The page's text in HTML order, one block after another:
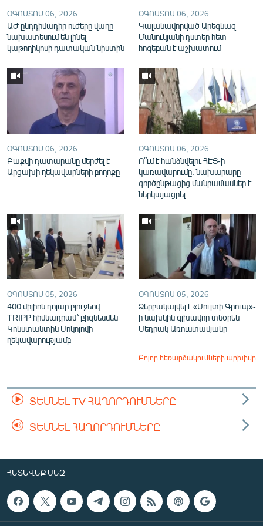
English
Русский
ՕԳՈՍՏՈՍ 06, 2026
ԱԺ ընդդիմադիր ուժերը վաղը
նախատեսում են լինել
կաթողիկոսի դատական նիստին
ՕԳՈՍՏՈՍ 06, 2026
Կալանավորված Արեգնազ
Մանուկյանի դստեր հետ
հոգեբան է աշխատում
ՕԳՈՍՏՈՍ 06, 2026
Բաքվի դատարանը մերժել է
Արցախի ղեկավարների բողոքը
ՕԳՈՍՏՈՍ 06, 2026
Ո՞ւմ է հանձնվելու ՀԷՑ-ի
կառավարումը. նախարարը
գործընթացից մանրամասներ է
ներկայացրել
ՕԳՈՍՏՈՍ 05, 2026
400 միլիոն դոլար բյուջեով
TRIPP հիմնադրամ՝ բիզնեսմեն
Կոնստանտին Սոկոլովի
ղեկավարությամբ
ՕԳՈՍՏՈՍ 05, 2026
Ձերբակալվել է «Մուլտի Գրուպ»-
ի նախկին գլխավոր տնօրեն
Սեդրակ Առուստամյանը
Բոլոր հեռարձակումների արխիվը
ՏԵՍՆԵԼ TV ՀԱՂՈՐԴՈՒՄՆԵՐԸ
ՏԵՍՆԵԼ ՀԱՂՈՐԴՈՒՄՆԵՐԸ
ՀԵՏԵՎԵՔ ՄԵԶ